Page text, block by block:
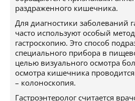
раздраженного кишечника.
Для диагностики заболеваний
часто используют особый
гастроскопию. Это способ
специального прибора в
целью визуального осмотра
осмотра кишечника
– колоноскопия.
Гастроэнтеролог считается